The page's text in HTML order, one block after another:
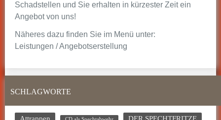
Schadstellen und Sie erhalten in kürzester Zeit ein
Angebot von uns!
Näheres dazu finden Sie im Menü unter:
Leistungen / Angebotserstellung
SCHLAGWORTE